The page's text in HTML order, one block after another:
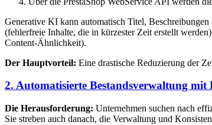
Generative KI kann automatisch Titel,
(fehlerfreie Inhalte, die in kürzester Zeit erstellt
Content-Ähnlichkeit).
Der Hauptvorteil: Eine drastische Reduzierung der
2. Automatisierte Bestandsverwaltung mit
Die Herausforderung: Unternehmen suchen nach
Sie streben auch danach, die Verwaltung und